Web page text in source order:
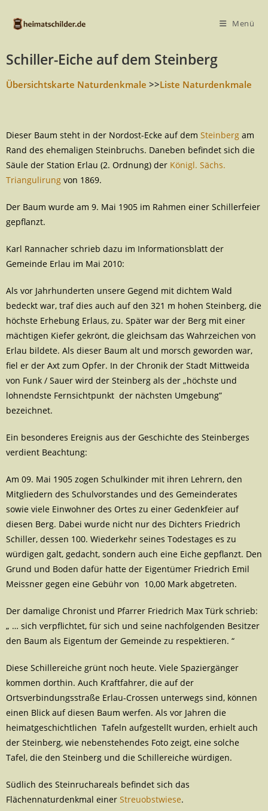
Menü
Schiller-Eiche auf dem Steinberg
Übersichtskarte Naturdenkmale >>Liste Naturdenkmale
Dieser Baum steht in der Nordost-Ecke auf dem Steinberg am
Rand des ehemaligen Steinbruchs. Daneben befindet sich die
Säule der Station Erlau (2. Ordnung) der Königl. Sächs.
Triangulirung von 1869.
Der Baum wurde am 9. Mai 1905 im Rahmen einer Schillerfeier
gepflanzt.
Karl Rannacher schrieb dazu im Informationsblatt der
Gemeinde Erlau im Mai 2010:
Als vor Jahrhunderten unsere Gegend mit dichtem Wald
bedeckt war, traf dies auch auf den 321 m hohen Steinberg, die
höchste Erhebung Erlaus, zu. Später war der Berg mit einer
mächtigen Kiefer gekrönt, die gleichsam das Wahrzeichen von
Erlau bildete. Als dieser Baum alt und morsch geworden war,
fiel er der Axt zum Opfer. In der Chronik der Stadt Mittweida
von Funk / Sauer wird der Steinberg als der „höchste und
lohnendste Fernsichtpunkt der nächsten Umgebung”
bezeichnet.
Ein besonderes Ereignis aus der Geschichte des Steinberges
verdient Beachtung:
Am 09. Mai 1905 zogen Schulkinder mit ihren Lehrern, den
Mitgliedern des Schulvorstandes und des Gemeinderates
sowie viele Einwohner des Ortes zu einer Gedenkfeier auf
diesen Berg. Dabei wurde nicht nur des Dichters Friedrich
Schiller, dessen 100. Wiederkehr seines Todestages es zu
würdigen galt, gedacht, sondern auch eine Eiche gepflanzt. Den
Grund und Boden dafür hatte der Eigentümer Friedrich Emil
Meissner gegen eine Gebühr von 10,00 Mark abgetreten.
Der damalige Chronist und Pfarrer Friedrich Max Türk schrieb:
„ … sich verpflichtet, für sich und seine nachfolgenden Besitzer
den Baum als Eigentum der Gemeinde zu respektieren. “
Diese Schillereiche grünt noch heute. Viele Spaziergänger
kommen dorthin. Auch Kraftfahrer, die auf der
Ortsverbindungsstraße Erlau-Crossen unterwegs sind, können
einen Blick auf diesen Baum werfen. Als vor Jahren die
heimatgeschichtlichen Tafeln aufgestellt wurden, erhielt auch
der Steinberg, wie nebenstehendes Foto zeigt, eine solche
Tafel, die den Steinberg und die Schillereiche würdigen.
Südlich des Steinruchareals befindet sich das
Flächennaturdenkmal einer Streuobstwiese.